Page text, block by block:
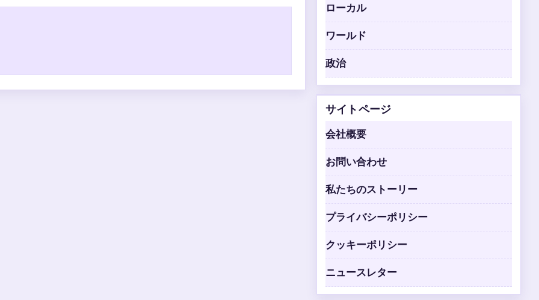
ローカル
ワールド
政治
サイトページ
会社概要
お問い合わせ
私たちのストーリー
プライバシーポリシー
クッキーポリシー
ニュースレター